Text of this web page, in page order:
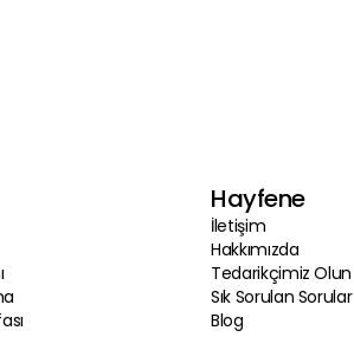
Hayfene
İletişim
Hakkımızda
Tedarikçimiz Olun
Sık Sorulan Sorular
Blog